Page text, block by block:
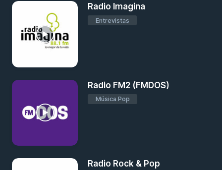
Radio Imagina
Entrevistas
Radio FM2 (FMDOS)
Música Pop
Radio Rock & Pop